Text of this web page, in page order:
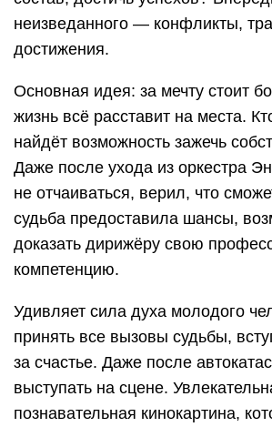
неизведанного — конфликты,
достижения.
Основная идея: за мечту стоит
жизнь всё расставит на места.
найдёт возможность зажечь
Даже после ухода из оркестра
не отчаиваться, верил, что
судьба предоставила шансы,
доказать дирижёру свою
компетенцию.
Удивляет сила духа молодого
принять все вызовы судьбы,
за счастье. Даже после
выступать на сцене.
познавательная кинокартина,